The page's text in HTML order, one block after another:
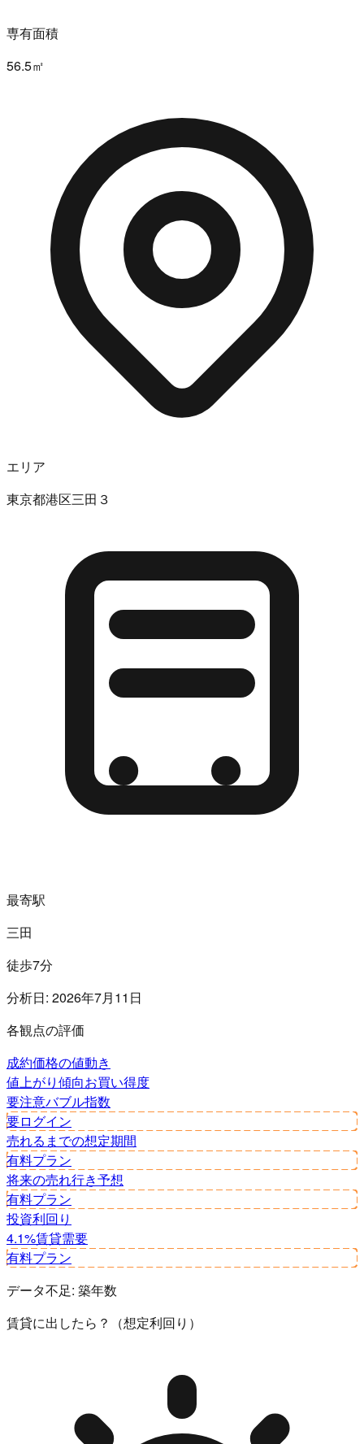
専有面積
56.5㎡
エリア
東京都港区三田３
最寄駅
三田
徒歩7分
分析日: 2026年7月11日
各観点の評価
成約価格の値動き
値上がり傾向お買い得度
要注意バブル指数
要ログイン
売れるまでの想定期間
有料プラン
将来の売れ行き予想
有料プラン
投資利回り
4.1%賃貸需要
有料プラン
データ不足: 築年数
賃貸に出したら？（想定利回り）